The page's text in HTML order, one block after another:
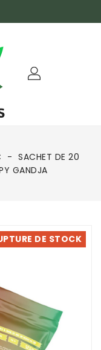
SACHET DE 20
GANDJA
DE STOCK